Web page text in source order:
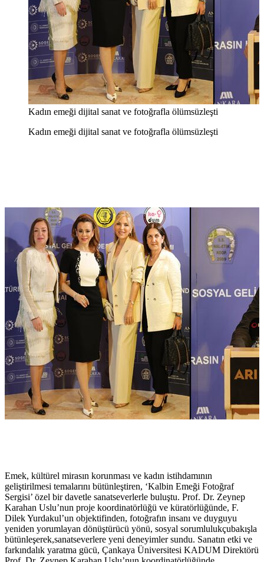
Kadın emeği dijital sanat ve fotoğrafla ölümsüzleşti
Kadın emeği dijital sanat ve fotoğrafla ölümsüzleşti
Emek, kültürel mirasın korunması ve kadın istihdamının
geliştirilmesi temalarını bütünleştiren, ‘Kalbin Emeği Fotoğraf
Sergisi’ özel bir davetle sanatseverlerle buluştu. Prof. Dr. Zeynep
Karahan Uslu’nun proje koordinatörlüğü ve küratörlüğünde, F.
Dilek Yurdakul’un objektifinden, fotoğrafın insanı ve duyguyu
yeniden yorumlayan dönüştürücü yönü, sosyal sorumlulukçubakışla
bütünleşerek,sanatseverlere yeni deneyimler sundu. Sanatın etki ve
farkındalık yaratma gücü, Çankaya Üniversitesi KADUM Direktörü